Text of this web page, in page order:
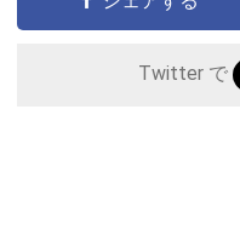
Twitter で